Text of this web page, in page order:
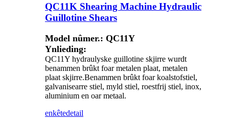
QC11K Shearing Machine Hydraulic
Guillotine Shears
Model nûmer.: QC11Y
Ynlieding:
QC11Y hydraulyske guillotine skjirre wurdt
benammen brûkt foar metalen plaat, metalen
plaat skjirre.Benammen brûkt foar koalstofstiel,
galvanisearre stiel, myld stiel, roestfrij stiel, inox,
aluminium en oar metaal.
enkêtedetail